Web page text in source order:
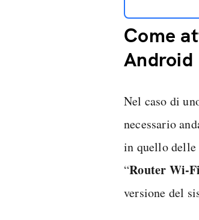
Come
Android
Nel caso di
necessario
in quello delle
“Router Wi-Fi
versione del